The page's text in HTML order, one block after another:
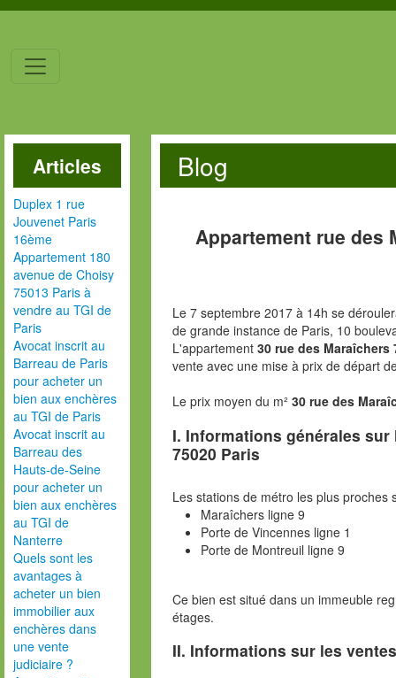
Articles
Duplex 1 rue
Jouvenet Paris
16ème
Appartement 180
avenue de Choisy
75013 Paris à
vendre au TGI de
Paris
Avocat inscrit au
Barreau de Paris
pour acheter un
bien aux enchères
au TGI de Paris
Avocat inscrit au
Barreau des
Hauts-de-Seine
pour acheter un
bien aux enchères
au TGI de
Nanterre
Quels sont les
avantages à
acheter un bien
immobilier aux
enchères dans
une vente
judiciaire ?
Blog
Appartement rue des
Le 7 septembre 2017 à 14h se
de grande instance de Paris, 10
L'appartement 30 rue des Maraîchers
vente avec une mise à prix de départ
Le prix moyen du m² 30 rue des
I. Informations générales
75020 Paris
Les stations de métro les plus proches
Maraîchers ligne 9
Porte de Vincennes ligne 1
Porte de Montreuil ligne 9
Ce bien est situé dans un immeuble
étages.
II. Informations sur les